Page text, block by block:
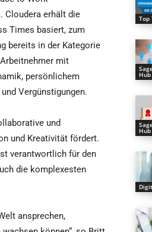
Cloudera erhält die
Times basiert, zum
bereits in der Kategorie
mit
persönlichem
Vergünstigungen.
und
und Kreativität fördert.
verantwortlich für den
die komplexesten
ansprechen,
Top
Hub
Hub